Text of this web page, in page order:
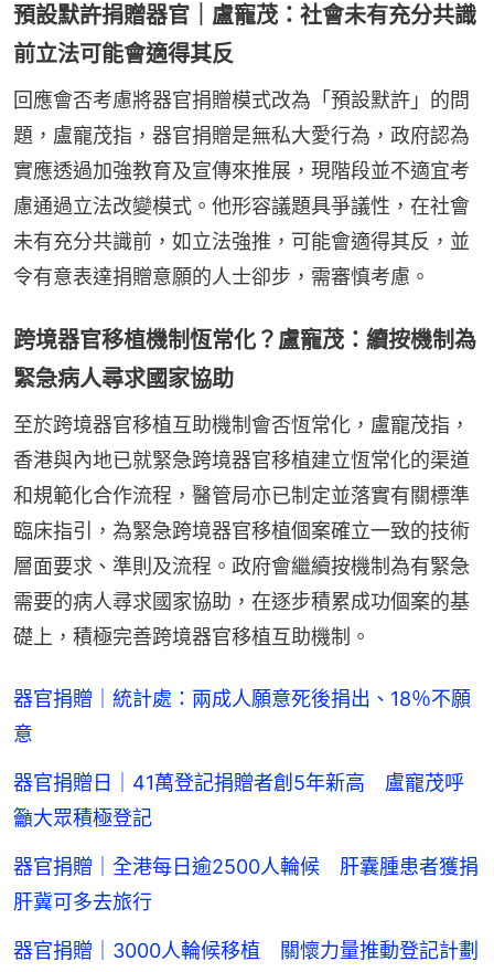
預設默許捐贈器官｜盧寵茂：社會未有充分共識
前立法可能會適得其反
回應會否考慮將器官捐贈模式改為「預設默許」的問
題，盧寵茂指，器官捐贈是無私大愛行為，政府認為
實應透過加強教育及宣傳來推展，現階段並不適宜考
慮通過立法改變模式。他形容議題具爭議性，在社會
未有充分共識前，如立法強推，可能會適得其反，並
令有意表達捐贈意願的人士卻步，需審慎考慮。
跨境器官移植機制恆常化？盧寵茂：續按機制為
緊急病人尋求國家協助
至於跨境器官移植互助機制會否恆常化，盧寵茂指，
香港與內地已就緊急跨境器官移植建立恆常化的渠道
和規範化合作流程，醫管局亦已制定並落實有關標準
臨床指引，為緊急跨境器官移植個案確立一致的技術
層面要求、準則及流程。政府會繼續按機制為有緊急
需要的病人尋求國家協助，在逐步積累成功個案的基
礎上，積極完善跨境器官移植互助機制。
器官捐贈｜統計處：兩成人願意死後捐出、18％不願
意
器官捐贈日｜41萬登記捐贈者創5年新高 盧寵茂呼
籲大眾積極登記
器官捐贈｜全港每日逾2500人輪候 肝囊腫患者獲捐
肝冀可多去旅行
器官捐贈｜3000人輪候移植 關懷力量推動登記計劃